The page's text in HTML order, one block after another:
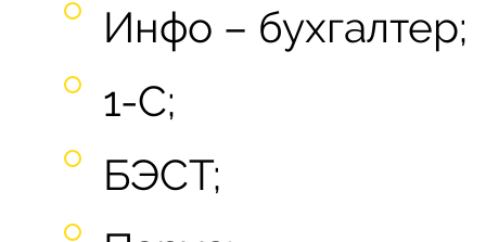
Инфо – бухгалтер;
1-С;
БЭСТ;